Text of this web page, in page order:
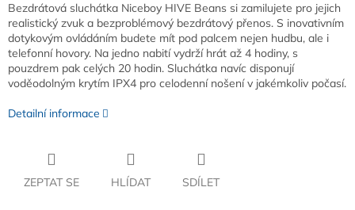
Bezdrátová sluchátka Niceboy HIVE Beans si zamilujete pro jejich
realistický zvuk a bezproblémový bezdrátový přenos. S inovativním
dotykovým ovládáním budete mít pod palcem nejen hudbu, ale i
telefonní hovory. Na jedno nabití vydrží hrát až 4 hodiny, s
pouzdrem pak celých 20 hodin. Sluchátka navíc disponují
voděodolným krytím IPX4 pro celodenní nošení v jakémkoliv počasí.
Detailní informace
ZEPTAT SE HLÍDAT SDÍLET